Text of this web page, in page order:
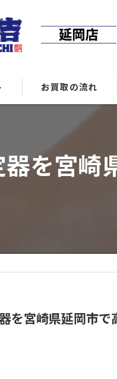
お買取の流れ
を宮崎
を宮崎県延岡市